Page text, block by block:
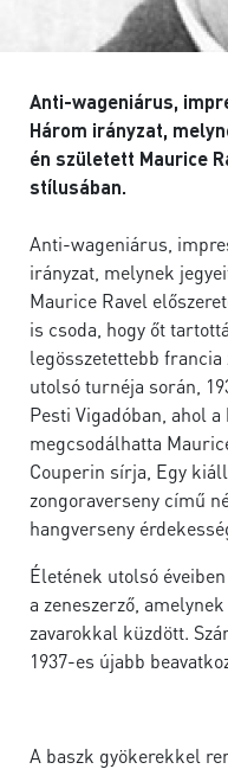
Anti-wageniárus,
Három irányzat,
én született Maurice
stílusában.
Anti-wageniárus,
irányzat, melynek
Maurice Ravel
is csoda, hogy őt
legösszetettebb
utolsó turnéja során,
Pesti Vigadóban, ahol
megcsodálhatta
Couperin sírja, Egy
zongoraverseny című
hangverseny
Életének utolsó
a zeneszerző,
zavarokkal küzdött.
1937-es újabb
A baszk gyökerekkel